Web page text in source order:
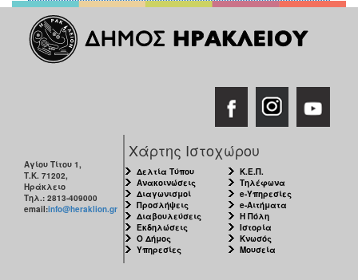
Αγίου Τίτου 1,
Τ.Κ. 71202,
Ηράκλειο
Τηλ.: 2813-409000
email:info@heraklion.gr
Χάρτης Ιστοχώρου
Δελτία Τύπου
Ανακοινώσεις
Διαγωνισμοί
Προσλήψεις
Διαβουλεύσεις
Εκδηλώσεις
Ο Δήμος
Υπηρεσίες
Κ.Ε.Π.
Τηλέφωνα
e-Υπηρεσίες
e-Αιτήματα
Η Πόλη
Ιστορία
Κνωσός
Μουσεία